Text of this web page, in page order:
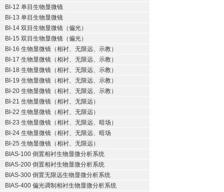
BI-12 单目生物显微镜
BI-13 单目生物显微镜
BI-14 双目生物显微镜（偏光）
BI-15 双目生物显微镜（偏光）
BI-16 生物显微镜（相衬、无限远、示教）
BI-17 生物显微镜（相衬、无限远、示教）
BI-18 生物显微镜（相衬、无限远、示教）
BI-19 生物显微镜（相衬、无限远、示教）
BI-20 生物显微镜（相衬、无限远、示教）
BI-21 生物显微镜（相衬、无限远）
BI-22 生物显微镜（相衬、无限远）
BI-23 生物显微镜（相衬、无限远、暗场）
BI-24 生物显微镜（相衬、无限远、暗场
BI-25 生物显微镜（相衬、无限远）
BIAS-100 倒置相衬生物显微分析系统
BIAS-200 倒置相衬生物显微分析系统
BIAS-300 倒置无限远生物显微分析系统
BIAS-400 偏光调制相衬生物显微分析系统